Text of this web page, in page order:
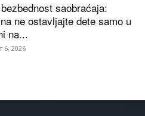
saobraćaja:
ne ostavljajte dete samo u
na...
6, 2026